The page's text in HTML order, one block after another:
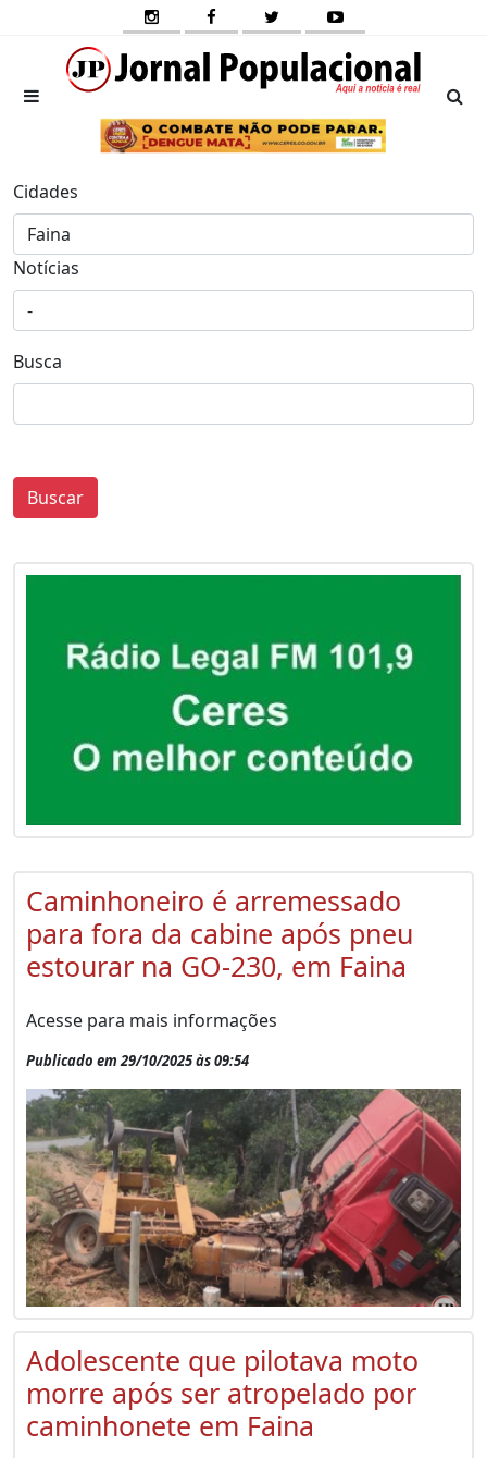
Cidades
Notícias
Busca
Buscar
Caminhoneiro é arremessado
para fora da cabine após pneu
estourar na GO-230, em Faina
Acesse para mais informações
Publicado em 29/10/2025 às 09:54
Adolescente que pilotava moto
morre após ser atropelado por
caminhonete em Faina